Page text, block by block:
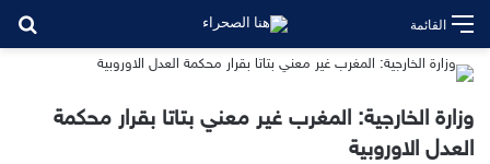
القائمة
وزارة الخارجية: المغرب غير معني بتاتا بقرار محكمة
العدل الاوروبية